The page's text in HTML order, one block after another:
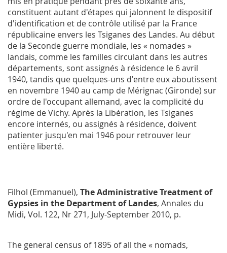
constituent autant d'étapes qui jalonnent le dispositif
d'identification et de contrôle utilisé par la France
républicaine envers les Tsiganes des Landes. Au début
de la Seconde guerre mondiale, les « nomades »
landais, comme les familles circulant dans les autres
départements, sont assignés à résidence le 6 avril
1940, tandis que quelques-uns d'entre eux aboutissent
en novembre 1940 au camp de Mérignac (Gironde) sur
ordre de l'occupant allemand, avec la complicité du
régime de Vichy. Après la Libération, les Tsiganes
encore internés, ou assignés à résidence, doivent
patienter jusqu'en mai 1946 pour retrouver leur
entière liberté.
Filhol (Emmanuel), The Administrative Treatment of
Gypsies in the Department of Landes, Annales du
Midi, Vol. 122, Nr 271, July-September 2010, p.
The general census of 1895 of all the « nomads,